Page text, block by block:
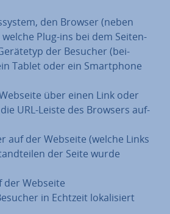
den Browser (neben
Plug-ins bei dem Sei­ten­
der Besucher (bei­
Tablet oder ein Smart­phone
über einen Link oder
URL-Leiste des Browsers auf­
auf der Webseite (welche Links
der Seite wurde
der Webseite
in Echtzeit lo­ka­li­siert